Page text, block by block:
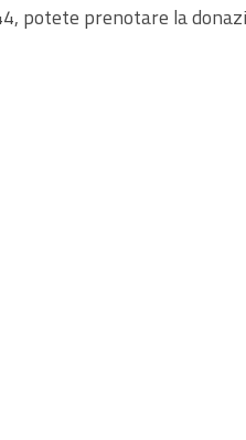
potete prenotare la